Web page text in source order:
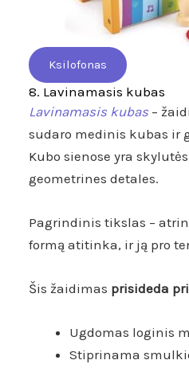
Ksilofonas
8. Lavinamasis kubas
Lavinamasis kubas –
sudaro medinis kubas ir
Kubo sienose yra
geometrines detales.
Pagrindinis tikslas –
formą atitinka, ir ją pro
Šis žaidimas prisideda
Ugdomas loginis
Stiprinama